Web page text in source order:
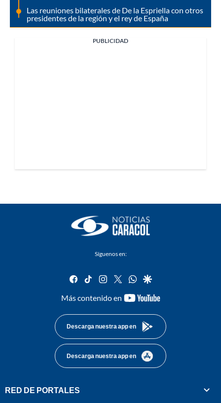
Las reuniones bilaterales de De la Espriella con otros
presidentes de la región y el rey de España
PUBLICIDAD
Síguenos en:
facebook
tiktok instagram
twitterwhatsapp
google
Más contenido en
youtube-
Descarga nuestra app en
Descarga nuestra app en
RED DE PORTALES